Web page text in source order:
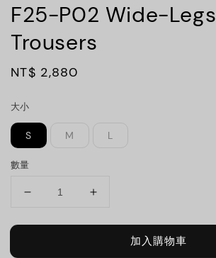
F25-P02 Wide-Legs
Trousers
Regular
NT$ 2,880
大小
S M L
數量
加入購物車